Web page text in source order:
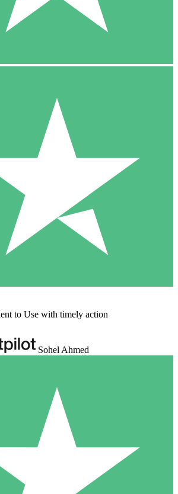
to Use with timely action
Sohel Ahmed